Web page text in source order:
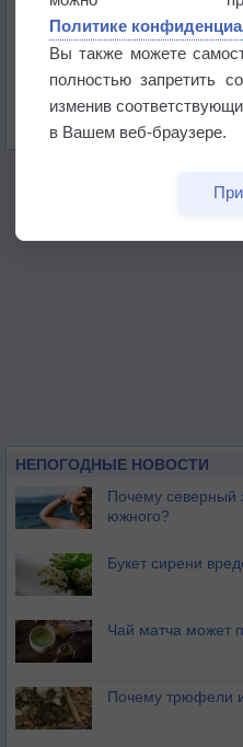
Европейские
не выпадал дождь
НЕПОГОДНЫЕ НОВОСТИ
Почему северный
южного?
Букет сирени
Чай матча может
Почему трюфели
Политике
Вы также можете
полностью запретить
изменив
в Вашем веб-браузере.